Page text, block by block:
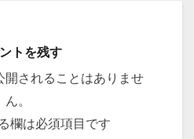
トを残す
開されることはありませ
ん。
欄は必須項目です